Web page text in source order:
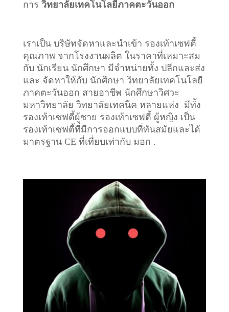
การ วิทยาลัยเทคโนโลยีภาคตะวันออก
เราเป็น บริษัทจัดหาและนำเข้า รองเท้าเซฟตี้
คุณภาพ จากโรงงานผลิต ในราคาที่เหมาะสม
กับ นักเรียน นักศึกษา มีจำหน่ายทั้ง ปลีกและส่ง
และ จัดหาให้กับ นักศึกษา วิทยาลัยเทคโนโลยี
ภาคตะวันออก สายอาชีพ นักศึกษาวิศวะ
มหาวิทยาลัย วิทยาลัยเทคนิค หลายแห่ง มีทั้ง
รองเท้าเซฟตี้ผู้ชาย รองเท้าเซฟตี้ ผู้หญิง เป็น
รองเท้าเซฟตี้ที่มีการออกแบบที่ทันสมัยและได้
มาตรฐาน CE ที่เที่ยบเท่ากับ มอก .